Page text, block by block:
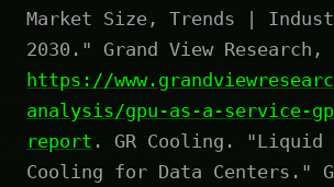
Market Size, Trends |
2030." Grand View Research,
https://
analysis/gpu-as-a-service-
report . GR Cooling. "Liquid
Cooling for Data Centers."